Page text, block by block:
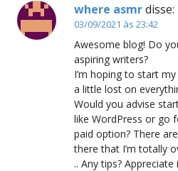
where asmrdisse:
03/09/2021 às 23:42
Awesome blog! Do
aspiring writers?
I’m hoping to start
a little lost on
Would you advise
like WordPress or go
paid option? There
there that I’m totally
.. Any tips? Appreciate